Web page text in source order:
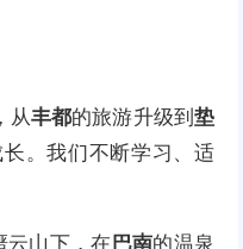
从丰都的旅游升级到垫
。我们不断学习、适
云山下，在巴南的温泉